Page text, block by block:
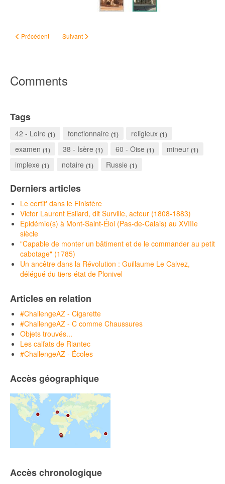
Article précédent : Familles parisiennes : projet d'indexation des répertoires
Précédent Article suivant : La Presse ancienne numérisée de Loire-
Suivant
Comments
Tags
42 - Loire (1) fonctionnaire (1) religieux (1)
examen (1) 38 - Isère (1) 60 - Oise (1) mineur (1)
implexe (1) notaire (1) Russie (1)
Derniers articles
Le certif' dans le Finistère
Victor Laurent Esliard, dit Surville, acteur (1808-1883)
Epidémie(s) à Mont-Saint-Éloi (Pas-de-Calais) au XVIIIe
siècle
"Capable de monter un bâtiment et de le commander au petit
cabotage" (1785)
Un ancêtre dans la Révolution : Guillaume Le Calvez,
délégué du tiers-état de Plonivel
Articles en relation
#ChallengeAZ - Cigarette
#ChallengeAZ - C comme Chaussures
Objets trouvés...
Les calfats de Riantec
#ChallengeAZ - Écoles
Accès géographique
Accès chronologique